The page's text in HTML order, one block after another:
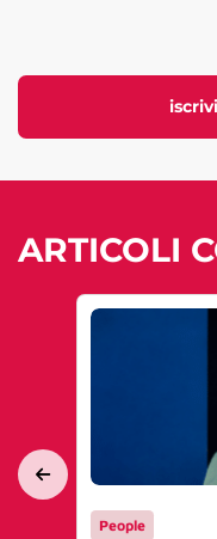
ARTICOLI
People